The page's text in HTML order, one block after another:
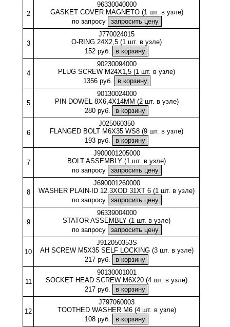
2
96330040000
GASKET COVER MAGNETO (1 шт. в узле)
по запросу
3
J770024015
O-RING 24X2,5 (1 шт. в узле)
152 руб.
4
90230094000
PLUG SCREW M24X1,5 (1 шт. в узле)
1356 руб.
5
90130024000
PIN DOWEL 8X6,4X14MM (2 шт. в узле)
280 руб.
6
J025060350
FLANGED BOLT M6X35 WS8 (9 шт. в узле)
193 руб.
7
J900001205000
BOLT ASSEMBLY (1 шт. в узле)
по запросу
8
J690001260000
WASHER PLAIN-ID 12.3XOD 31XT 6 (1 шт. в узле)
по запросу
9
96339004000
STATOR ASSEMBLY (1 шт. в узле)
по запросу
10
J912050353S
AH SCREW M5X35 SELF LOCKING (3 шт. в узле)
217 руб.
11
90130001001
SOCKET HEAD SCREW M6X20 (4 шт. в узле)
217 руб.
12
J797060003
TOOTHED WASHER M6 (4 шт. в узле)
108 руб.